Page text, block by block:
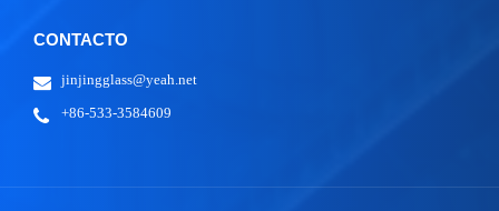
CONTACTO
jinjingglass@yeah.net
+86-533-3584609